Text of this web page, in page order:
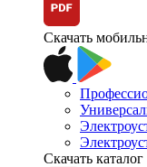
Скачать
Скачать каталог